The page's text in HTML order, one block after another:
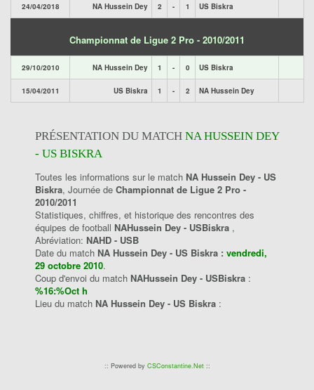
24/04/2018 NA Hussein Dey 2 - 1 US Biskra
Championnat de Ligue 2 Pro - 2010/2011
29/10/2010 NA Hussein Dey 1 - 0 US Biskra
15/04/2011 US Biskra 1 - 2 NA Hussein Dey
PRÉSENTATION DU MATCH NA HUSSEIN DEY
- US BISKRA
Toutes les informations sur le match NA Hussein Dey - US
Biskra, Journée de Championnat de Ligue 2 Pro -
2010/2011
Statistiques, chiffres, et historique des rencontres des
équipes de football NAHussein Dey - USBiskra ,
Abréviation: NAHD - USB
Date du match NA Hussein Dey - US Biskra : vendredi,
29 octobre 2010.
Coup d'envoi du match NAHussein Dey - USBiskra :
%16:%Oct h
Lieu du match NA Hussein Dey - US Biskra :
:: Powered by CSConstantine.Net::